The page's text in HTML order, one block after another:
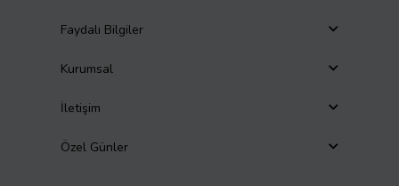
Faydalı Bilgiler
Kurumsal
İletişim
Özel Günler